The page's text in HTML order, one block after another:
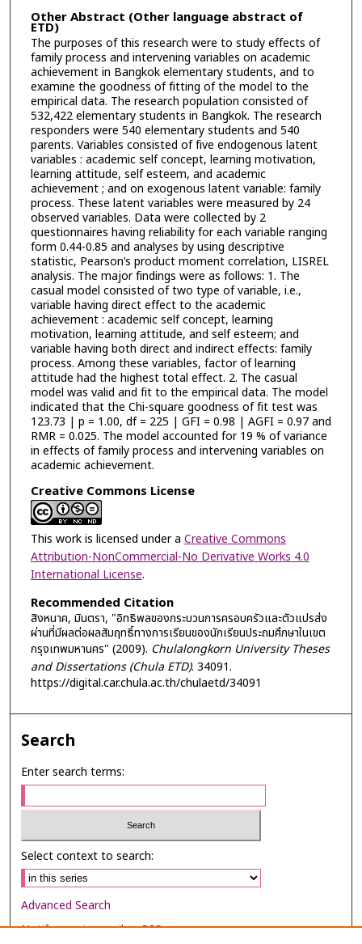
Other Abstract (Other language abstract of
ETD)
The purposes of this research were to study effects of
family process and intervening variables on academic
achievement in Bangkok elementary students, and to
examine the goodness of fitting of the model to the
empirical data. The research population consisted of
532,422 elementary students in Bangkok. The research
responders were 540 elementary students and 540
parents. Variables consisted of five endogenous latent
variables : academic self concept, learning motivation,
learning attitude, self esteem, and academic
achievement ; and on exogenous latent variable: family
process. These latent variables were measured by 24
observed variables. Data were collected by 2
questionnaires having reliability for each variable ranging
form 0.44-0.85 and analyses by using descriptive
statistic, Pearson’s product moment correlation, LISREL
analysis. The major findings were as follows: 1. The
casual model consisted of two type of variable, i.e.,
variable having direct effect to the academic
achievement : academic self concept, learning
motivation, learning attitude, and self esteem; and
variable having both direct and indirect effects: family
process. Among these variables, factor of learning
attitude had the highest total effect. 2. The casual
model was valid and fit to the empirical data. The model
indicated that the Chi-square goodness of fit test was
123.73 | p = 1.00, df = 225 | GFI = 0.98 | AGFI = 0.97 and
RMR = 0.025. The model accounted for 19 % of variance
in effects of family process and intervening variables on
academic achievement.
Creative Commons License
This work is licensed under a Creative Commons
Attribution-NonCommercial-No Derivative Works 4.0
International License.
Recommended Citation
สิงหนาค, มินตรา, "อิทธิพลของกระบวนการครอบครัวและตัวแปรส่ง
ผ่านที่มีผลต่อผลสัมฤทธิ์ทางการเรียนของนักเรียนประถมศึกษาในเขต
กรุงเทพมหานคร" (2009). Chulalongkorn University Theses
and Dissertations (Chula ETD). 34091.
https://digital.car.chula.ac.th/chulaetd/34091
Search
Enter search terms:
Select context to search:
Advanced Search
Notify me via email orRSS